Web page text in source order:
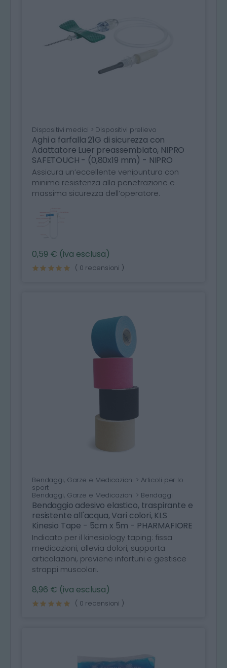
Dispositivi medici > Dispositivi prelievo
Aghi a farfalla 21G di sicurezza con
Adattatore Luer preassemblato, NIPRO
SAFETOUCH - (0,80x19 mm) - NIPRO
Assicura un’eccellente venipuntura con
minima resistenza alla penetrazione e
massima sicurezza dell’operatore.
0,59 € (iva esclusa)
( 0 recensioni )
Bendaggi, Garze e Medicazioni > Articoli per lo
sport
Bendaggi, Garze e Medicazioni > Bendaggi
Bendaggio adesivo elastico, traspirante e
resistente all'acqua, Vari colori, KLS
Kinesio Tape - 5cm x 5m - PHARMAFIORE
Indicato per il kinesiology taping: fissa
medicazioni, allevia dolori, supporta
articolazioni, previene infortuni e gestisce
strappi muscolari.
8,96 € (iva esclusa)
( 0 recensioni )